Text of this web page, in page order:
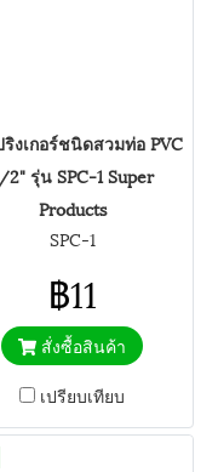
งเกอร์ชนิดสวมท่อ PVC
2" รุ่น SPC-1 Super
Products
SPC-1
฿11
สั่งซื้อสินค้า
เปรียบเทียบ